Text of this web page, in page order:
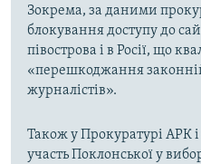
Зокрема, за даними
блокування доступу до
півострова і в Росії, що
«перешкоджання
журналістів».
Також у Прокуратурі АРК
участь Поклонської у